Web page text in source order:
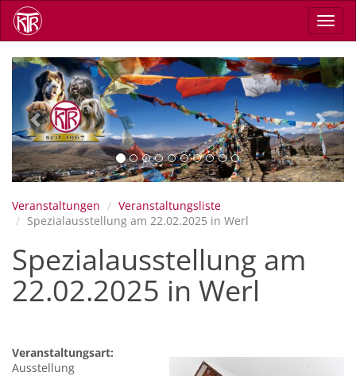
Direkt
zum
Inhalt
Previous Next
Veranstaltungen
Veranstaltungsliste
Spezialausstellung am 22.02.2025 in Werl
Spezialausstellung am
22.02.2025 in Werl
Veranstaltungsart:
Ausstellung